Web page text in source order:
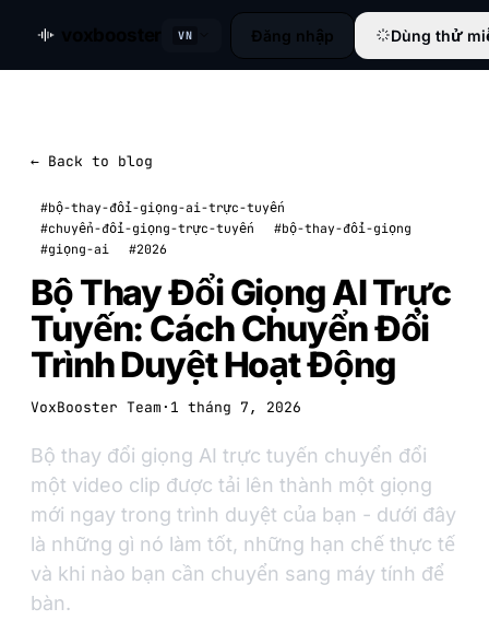
VN Đăng nhập Dùng thử
← Back to blog
#bộ-thay-đổi-giọng-ai-trực-tuyến
#chuyển-đổi-giọng-trực-tuyến
#bộ-thay-đổi-giọng
#giọng-ai
#2026
Bộ Thay Đổi Giọng AI Trực
Tuyến: Cách Chuyển Đổi
Trình Duyệt Hoạt Động
VoxBooster Team · 1 tháng 7, 2026
Bộ thay đổi giọng AI trực tuyến chuyển đổi
một video clip được tải lên thành một giọng
mới ngay trong trình duyệt của bạn - dưới đây
là những gì nó làm tốt, những hạn chế thực tế
và khi nào bạn cần chuyển sang máy tính để
bàn.